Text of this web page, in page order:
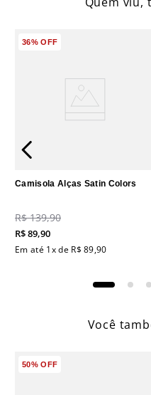
36%OFF
Camisola Alças Satin Colors
R$ 139,90
R$89,90
Em até 1x de R$ 89,90
Você
50%OFF